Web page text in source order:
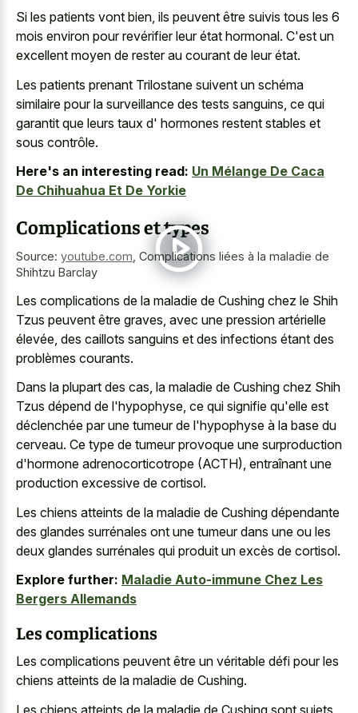
Si les patients vont bien, ils peuvent être suivis tous les 6
mois environ pour revérifier leur état hormonal. C'est un
excellent moyen de rester au courant de leur état.
Les patients prenant Trilostane suivent un schéma
similaire pour la surveillance des tests sanguins, ce qui
garantit que leurs taux d' hormones restent stables et
sous contrôle.
Here's an interesting read: Un Mélange De Caca
De Chihuahua Et De Yorkie
Complications et types
Source: youtube.com Complications liées à la maladie de
Shihtzu Barclay
Les complications de la maladie de Cushing chez le Shih
Tzus peuvent être graves, avec une pression artérielle
élevée, des caillots sanguins et des infections étant des
problèmes courants.
Dans la plupart des cas, la maladie de Cushing chez Shih
Tzus dépend de l'hypophyse, ce qui signifie qu'elle est
déclenchée par une tumeur de l'hypophyse à la base du
cerveau. Ce type de tumeur provoque une surproduction
d'hormone adrenocorticotrope (ACTH), entraînant une
production excessive de cortisol.
Les chiens atteints de la maladie de Cushing dépendante
des glandes surrénales ont une tumeur dans une ou les
deux glandes surrénales qui produit un excès de cortisol.
Explore further: Maladie Auto-immune Chez Les
Bergers Allemands
Les complications
Les complications peuvent être un véritable défi pour les
chiens atteints de la maladie de Cushing.
Les chiens atteints de la maladie de Cushing sont sujets